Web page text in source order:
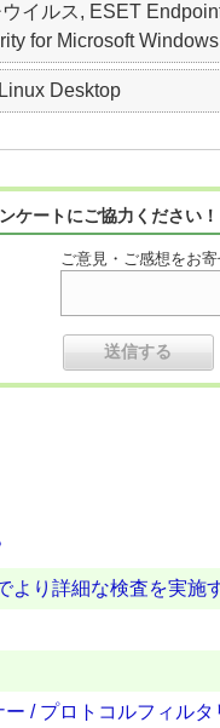
イルス, ESET
for Microsoft
Desktop
ケートにご協力ください
ご意見・ご感想をお寄
より詳細な検査を実施
/ プロトコルフィル